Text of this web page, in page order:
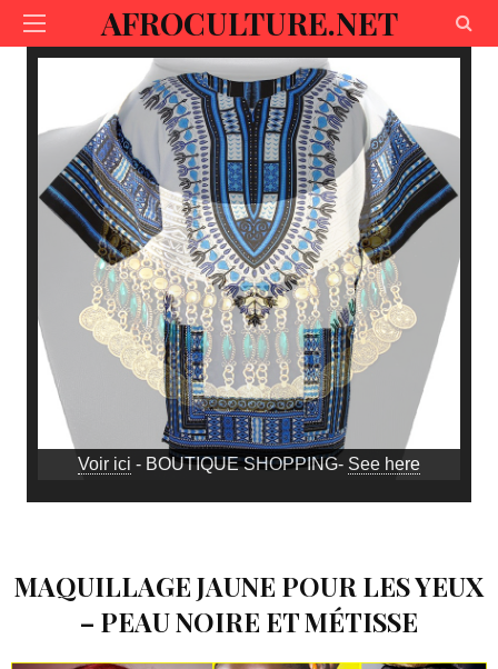
AFROCULTURE.NET
Voir ici - BOUTIQUE SHOPPING- See here
MAQUILLAGE JAUNE POUR LES YEUX
– PEAU NOIRE ET MÉTISSE